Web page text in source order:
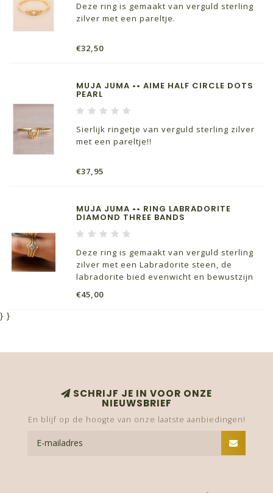
Deze ring is gemaakt van verguld sterling
zilver met een pareltje.
€32,50
MUJA JUMA •• AIME HALF CIRCLE DOTS
PEARL
Sierlijk ringetje van verguld sterling zilver
met een pareltje!!
€37,95
MUJA JUMA •• RING LABRADORITE
DIAMOND THREE BANDS
Deze ring is gemaakt van verguld sterling
zilver met een Labradorite steen, de
labradorite bied evenwicht en bewustzijn
€45,00
} }
SCHRIJF JE IN VOOR ONZE
NIEUWSBRIEF
En blijf op de hoogte van onze laatste aanbiedingen!